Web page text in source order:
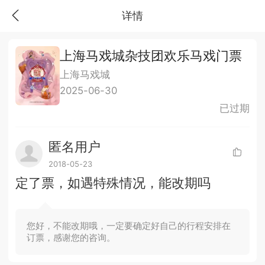
详情
上海马戏城杂技团欢乐马戏门票
上海马戏城
2025-06-30
已过期
匿名用户
2018-05-23
定了票，如遇特殊情况，能改期吗
您好，不能改期哦，一定要确定好自己的行程安排在
订票，感谢您的咨询。